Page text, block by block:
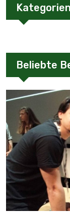
Kategorien
Beliebte